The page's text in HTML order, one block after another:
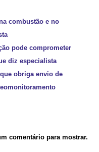
combustão e no
pode comprometer
diz especialista
obriga envio de
comentário para mostrar.